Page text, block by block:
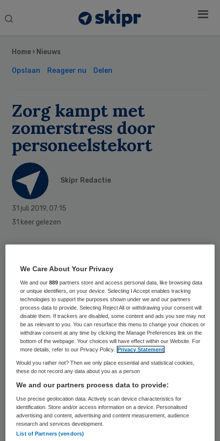
Search
Home › Nieuws
Opslaan Reageer nu Delen
Zorg kampt met
zomerstress door
personeelstekort
Skipr Redactie
31 juli 2019, 07:15
31 keer gelezen
vakanties van de huidige collega’s lukt het
de zorgsector amper om de roosters te
dichten, meldt het AD. Net als vorig jaar
wordt er onder het personeel getost en
gediscussieerd wie zijn vrije dagen mag
opnemen. Soms moet personeel zelfs
eerder terugkomen van vakantie.
beroepsvereniging van verpleegkundigen en
verzorgenden V&VN onder bijna duizend
zorgmedewerkers. Slechts 10 procent zag
een verbetering ten opzichte van vorig jaar.
Sidebar
We Care About Your Privacy
We and our889 partners store and access personal data, like browsing data
or unique identifiers, on your device. Selecting I Accept enables tracking
technologies to support the purposes shown under we and our partners
process data to provide. Selecting Reject All or withdrawing your consent will
disable them. If trackers are disabled, some content and ads you see may not
be as relevant to you. You can resurface this menu to change your choices or
withdraw consent at any time by clicking the Manage Preferences link on the
bottom of the webpage. Your choices will have effect within our Website. For
more details, refer to our Privacy Policy.
Privacy Statement
Would you rather not? Then we only place essential and statistical cookies,
these do not record any data about you as a person
We and our partners process data to provide:
Use precise geolocation data. Actively scan device characteristics for
identification. Store and/or access information on a device. Personalised
advertising and content, advertising and content measurement, audience
research and services development.
List of Partners (vendors)